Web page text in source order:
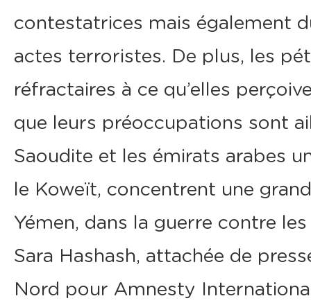
contestatrices mais également
actes terroristes. De plus, les
réfractaires à ce qu’elles
que leurs préoccupations sont
Saoudite et les émirats arabes
le Koweït, concentrent une
Yémen, dans la guerre contre
Sara Hashash, attachée de
Nord pour Amnesty